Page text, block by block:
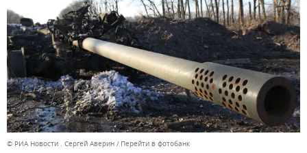
© РИА Новости . Сергей Аверин Перейти в фотобанк